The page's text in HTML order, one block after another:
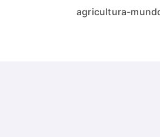
agricultura-